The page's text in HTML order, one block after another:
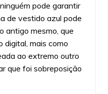
pode garantir
de vestido azul pode
antigo mesmo, que
digital, mais como
ao extremo outro
que foi sobreposição